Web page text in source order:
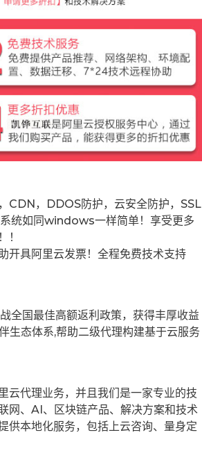
CDN，DDOS防护，云安全防护，SSL
统如同windows一样简单！享受更多
！
开具阿里云发票！全程免费技术支持
全国最佳高额返利政策，获得丰厚收益
生态体系,帮助二级代理构建基于云服务
云代理业务，并且我们是一家专业的技
网、AI、区块链产品、解决方案和技术
供本地化服务，包括上云咨询、量身定